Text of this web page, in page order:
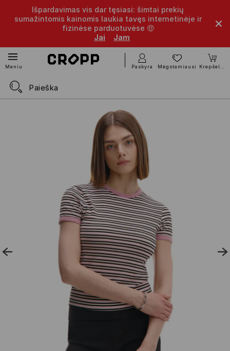
Išpardavimas vis dar tęsiasi: šimtai prekių
sumažintomis kainomis laukia tavęs internetinėje ir
fizinėse parduotuvėse 🤑
Jai
Jam
Meniu Paskyra Mėgstamiausi Krepšelis